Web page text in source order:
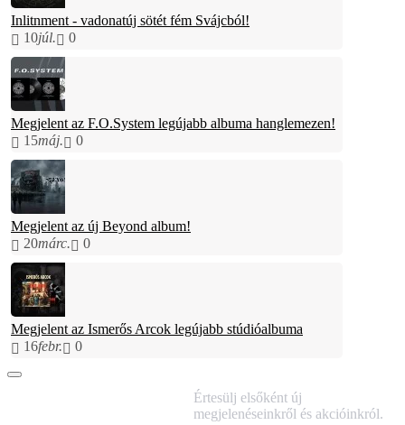
Inlitnment - vadonatúj sötét fém Svájcból!
10júl. 0
Megjelent az F.O.System legújabb albuma hanglemezen!
15máj. 0
Megjelent az új Beyond album!
20márc. 0
Megjelent az Ismerős Arcok legújabb stúdióalbuma
16febr. 0
Értesülj elsőként új
megjelenéseinkről és akcióinkról.